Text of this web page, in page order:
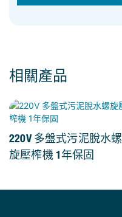
相關產品
220V 多盤式污泥脫水螺
旋壓榨機 1年保固